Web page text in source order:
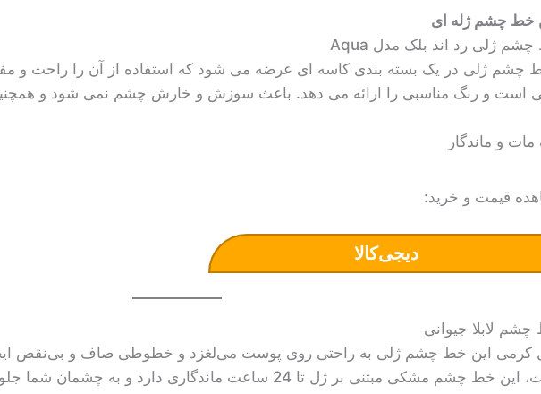
خط چشم ژله ای
چشم ژلی در یک بسته بندی کاسه ای عرضه می شود که استفاده از آن را راحت و
است و رنگ مناسبی را ارائه می دهد. باعث سوزش و خارش چشم نمی شود و
و ماندگار
قیمت و خرید:
دیجی‌کالا
کرمی این خط چشم ژلی به راحتی روی پوست می‌لغزد و خطوطی صاف و بی‌نقص
مشکی مبتنی بر ژل تا 24 ساعت ماندگاری دارد و به چشمان شما جلوه‌ای جذاب و خیره‌کننده می‌بخشد.